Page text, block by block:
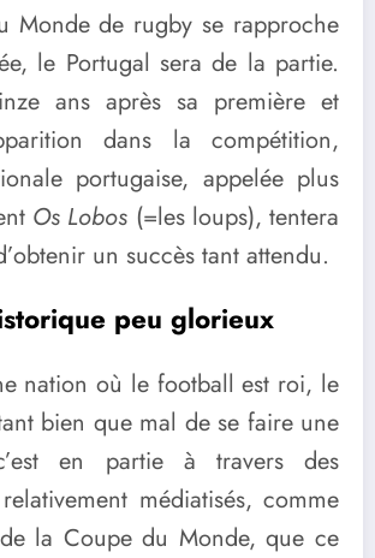
Monde de rugby se rapproche
le Portugal sera de la partie.
ans après sa première et
dans la compétition,
portugaise, appelée plus
Os Lobos (=les loups), tentera
un succès tant attendu.
peu glorieux
nation où le football est roi, le
bien que mal de se faire une
en partie à travers des
médiatisés, comme
la Coupe du Monde, que ce